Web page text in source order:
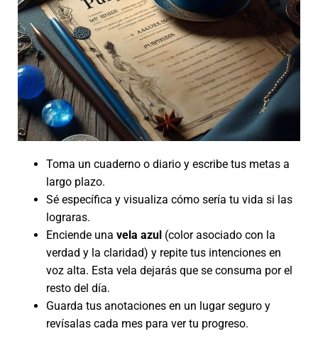
Toma un cuaderno o diario y escribe tus metas a
largo plazo.
Sé específica y visualiza cómo sería tu vida si las
lograras.
Enciende una vela azul (color asociado con la
verdad y la claridad) y repite tus intenciones en
voz alta. Esta vela dejarás que se consuma por el
resto del día.
Guarda tus anotaciones en un lugar seguro y
revísalas cada mes para ver tu progreso.